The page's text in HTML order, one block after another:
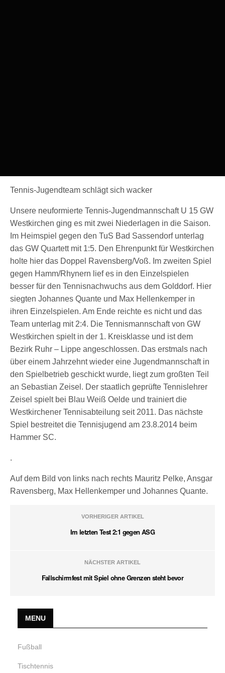
Tennis-Jugendteam schlägt sich wacker
Unsere neuformierte Tennis-Jugendmannschaft U 15 GW
Westkirchen ging es mit zwei Niederlagen in die Saison.
Im Heimspiel gegen den TuS Bad Sassendorf unterlag
das GW Quartett mit 1:5. Den Ehrenpunkt für Westkirchen
holte hier das Doppel Ravensberg/Voß. Im zweiten Spiel
gegen Hamm/Rhynern lief es in den Einzelspielen
besser für den Tennisnachwuchs aus dem Golddorf. Hier
siegten Johannes Quante und Max Hellenkemper in
ihren Einzelspielen. Am Ende reichte es nicht und das
Team unterlag mit 2:4. Die Tennismannschaft von GW
Westkirchen spielt in der 1. Kreisklasse und ist dem
Bezirk Ruhr – Lippe angeschlossen. Das erstmals nach
über einem Jahrzehnt wieder eine Jugendmannschaft in
den Spielbetrieb geschickt wurde, liegt zum großten Teil
an Sebastian Zeisel. Der staatlich geprüfte Tennislehrer
Zeisel spielt bei Blau Weiß Oelde und trainiert die
Westkirchener Tennisabteilung seit 2011. Das nächste
Spiel bestreitet die Tennisjugend am 23.8.2014 beim
Hammer SC.
.
Auf dem Bild von links nach rechts Mauritz Pelke, Ansgar
Ravensberg, Max Hellenkemper und Johannes Quante.
VORHERIGER ARTIKEL
Im letzten Test 2:1 gegen ASG
NÄCHSTER ARTIKEL
Fallschirmfest mit Spiel ohne Grenzen steht bevor
MENU
Fußball
Tischtennis